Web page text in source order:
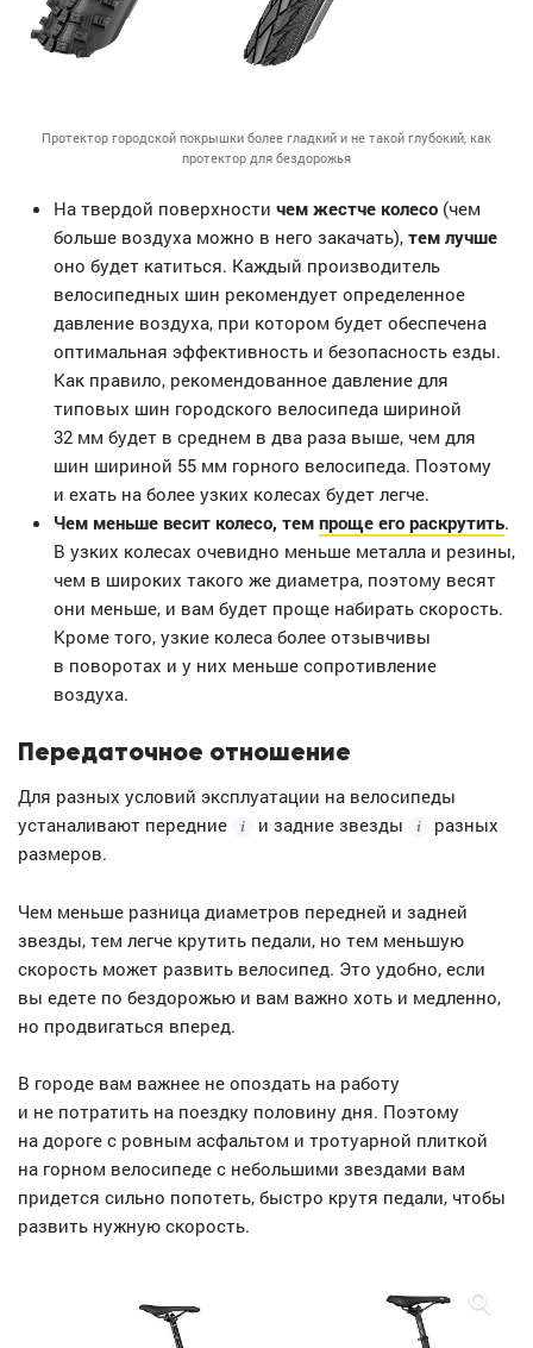
Протектор городской покрышки более гладкий и не такой глубокий, как
протектор для бездорожья
На твердой поверхности чем жестче колесо (чем
больше воздуха можно в него закачать), тем лучше
оно будет катиться. Каждый производитель
велосипедных шин рекомендует определенное
давление воздуха, при котором будет обеспечена
оптимальная эффективность и безопасность езды.
Как правило, рекомендованное давление для
типовых шин городского велосипеда шириной
32 мм будет в среднем в два раза выше, чем для
шин шириной 55 мм горного велосипеда. Поэтому
и ехать на более узких колесах будет легче.
Чем меньше весит колесо, тем проще его раскрутить.
В узких колесах очевидно меньше металла и резины,
чем в широких такого же диаметра, поэтому весят
они меньше, и вам будет проще набирать скорость.
Кроме того, узкие колеса более отзывчивы
в поворотах и у них меньше сопротивление
воздуха.
Передаточное отношение
Для разных условий эксплуатации на велосипеды
устаналивают передние и задние звезды
разных
размеров.
Чем меньше разница диаметров передней и задней
звезды, тем легче крутить педали, но тем меньшую
скорость может развить велосипед. Это удобно, если
вы едете по бездорожью и вам важно хоть и медленно,
но продвигаться вперед.
В городе вам важнее не опоздать на работу
и не потратить на поездку половину дня. Поэтому
на дороге с ровным асфальтом и тротуарной плиткой
на горном велосипеде с небольшими звездами вам
придется сильно попотеть, быстро крутя педали, чтобы
развить нужную скорость.